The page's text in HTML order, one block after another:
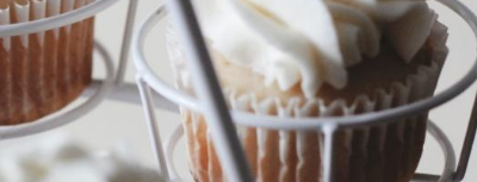
TOTUL DESPRE VOUCHERELE
MATERNA, STIMULENTUL